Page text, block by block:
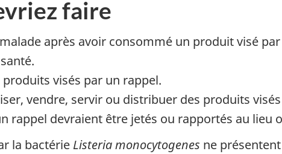
faire
après avoir consommé un produit visé
visés par un rappel.
vendre, servir ou distribuer des produits
rappel devraient être jetés ou rapportés au lieu
la bactérie Listeria monocytogenes ne